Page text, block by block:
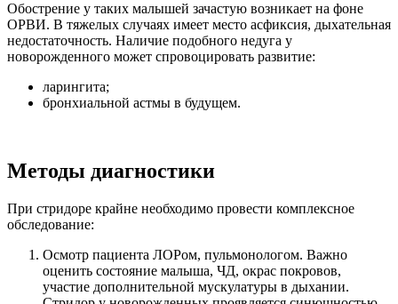
Обострение у таких малышей зачастую возникает на фоне
ОРВИ. В тяжелых случаях имеет место асфиксия, дыхательная
недостаточность. Наличие подобного недуга у
новорожденного может спровоцировать развитие:
ларингита;
бронхиальной астмы в будущем.
Методы диагностики
При стридоре крайне необходимо провести комплексное
обследование:
Осмотр пациента ЛОРом, пульмонологом. Важно
оценить состояние малыша, ЧД, окрас покровов,
участие дополнительной мускулатуры в дыхании.